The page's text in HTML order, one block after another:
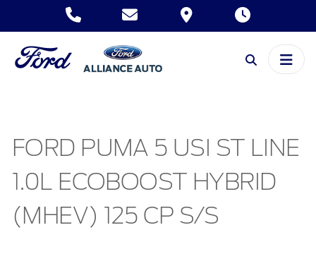
FORD PUMA 5 USI ST LINE
1.0L ECOBOOST HYBRID
(MHEV) 125 CP S/S